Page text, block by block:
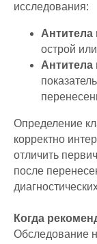
исследования:
Антитела
острой
Антитела
Определение
корректно
отличить
после
Когда
Обследование